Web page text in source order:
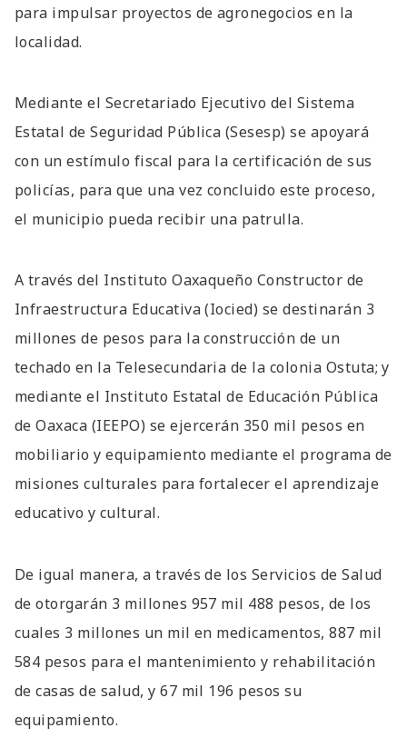
para impulsar proyectos de agronegocios en la
localidad.
Mediante el Secretariado Ejecutivo del Sistema
Estatal de Seguridad Pública (Sesesp) se apoyará
con un estímulo fiscal para la certificación de sus
policías, para que una vez concluido este proceso,
el municipio pueda recibir una patrulla.
A través del Instituto Oaxaqueño Constructor de
Infraestructura Educativa (Iocied) se destinarán 3
millones de pesos para la construcción de un
techado en la Telesecundaria de la colonia Ostuta; y
mediante el Instituto Estatal de Educación Pública
de Oaxaca (IEEPO) se ejercerán 350 mil pesos en
mobiliario y equipamiento mediante el programa de
misiones culturales para fortalecer el aprendizaje
educativo y cultural.
De igual manera, a través de los Servicios de Salud
de otorgarán 3 millones 957 mil 488 pesos, de los
cuales 3 millones un mil en medicamentos, 887 mil
584 pesos para el mantenimiento y rehabilitación
de casas de salud, y 67 mil 196 pesos su
equipamiento.